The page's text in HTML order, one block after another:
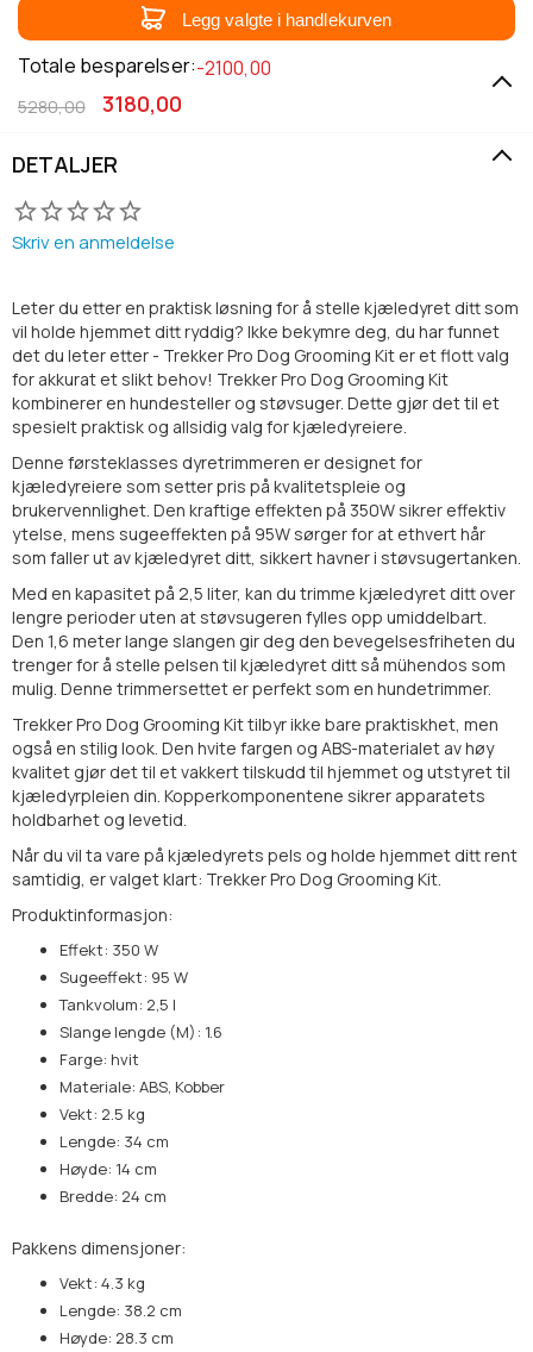
Legg valgte i handlekurven
Totale besparelser:-2100,00
3180,00
5280,00
DETALJER
Skriv en anmeldelse
Leter du etter en praktisk løsning for å stelle kjæledyret ditt som
vil holde hjemmet ditt ryddig? Ikke bekymre deg, du har funnet
det du leter etter - Trekker Pro Dog Grooming Kit er et flott valg
for akkurat et slikt behov! Trekker Pro Dog Grooming Kit
kombinerer en hundesteller og støvsuger. Dette gjør det til et
spesielt praktisk og allsidig valg for kjæledyreiere.
Denne førsteklasses dyretrimmeren er designet for
kjæledyreiere som setter pris på kvalitetspleie og
brukervennlighet. Den kraftige effekten på 350W sikrer effektiv
ytelse, mens sugeeffekten på 95W sørger for at ethvert hår
som faller ut av kjæledyret ditt, sikkert havner i støvsugertanken.
Med en kapasitet på 2,5 liter, kan du trimme kjæledyret ditt over
lengre perioder uten at støvsugeren fylles opp umiddelbart.
Den 1,6 meter lange slangen gir deg den bevegelsesfriheten du
trenger for å stelle pelsen til kjæledyret ditt så mühendos som
mulig. Denne trimmersettet er perfekt som en hundetrimmer.
Trekker Pro Dog Grooming Kit tilbyr ikke bare praktiskhet, men
også en stilig look. Den hvite fargen og ABS-materialet av høy
kvalitet gjør det til et vakkert tilskudd til hjemmet og utstyret til
kjæledyrpleien din. Kopperkomponentene sikrer apparatets
holdbarhet og levetid.
Når du vil ta vare på kjæledyrets pels og holde hjemmet ditt rent
samtidig, er valget klart: Trekker Pro Dog Grooming Kit.
Produktinformasjon:
Effekt: 350 W
Sugeeffekt: 95 W
Tankvolum: 2,5 l
Slange lengde (M): 1.6
Farge: hvit
Materiale: ABS, Kobber
Vekt: 2.5 kg
Lengde: 34 cm
Høyde: 14 cm
Bredde: 24 cm
Pakkens dimensjoner:
Vekt: 4.3 kg
Lengde: 38.2 cm
Høyde: 28.3 cm